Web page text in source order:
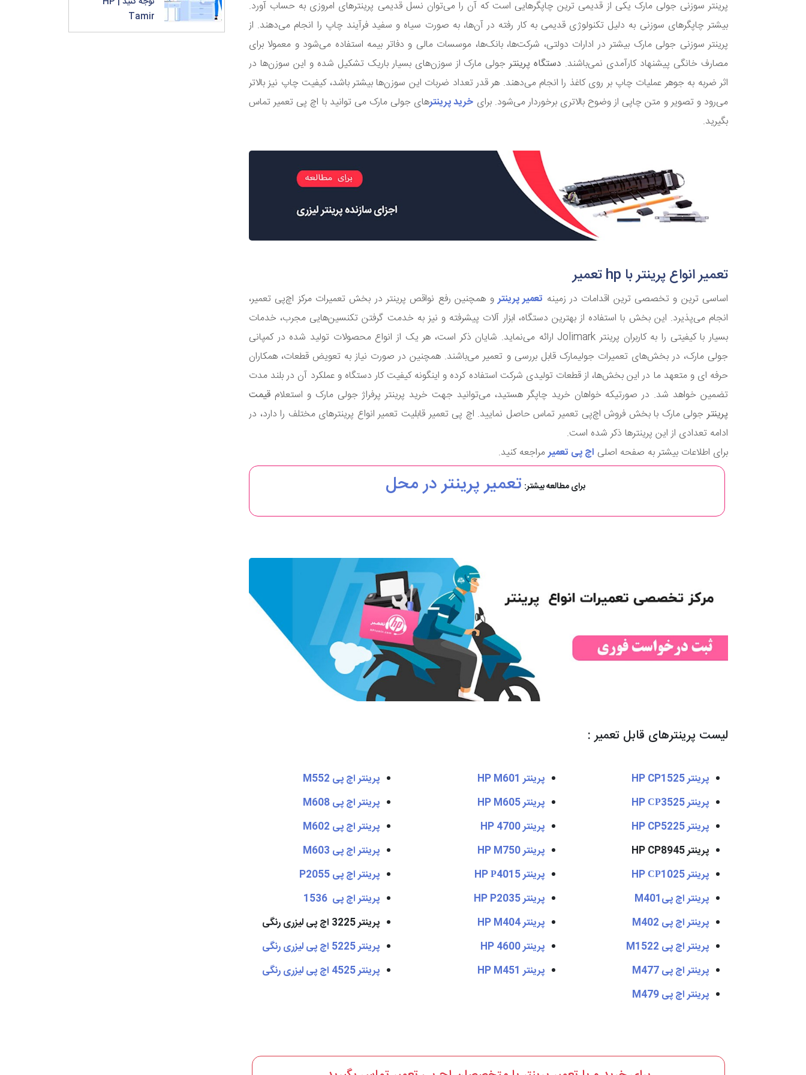
پرینتر سوزنی جولی مارک یکی از قدیمی ترین چاپگرهایی است که آن را می‌توان نسل قدیمی پرینترهای امروزی به حساب آورد.
بیشتر چاپگرهای سوزنی به دلیل تکنولوژی قدیمی به کار رفته در آن‌ها، به صورت سیاه و سفید فرآیند چاپ را انجام می‌دهند. از
پرینتر سوزنی جولی مارک بیشتر در ادارات دولتی، شرکت‌ها، بانک‌ها، موسسات مالی و دفاتر بیمه استفاده می‌شود و معمولا برای
مصارف خانگی پیشنهاد کارآمدی نمی‌باشند. دستگاه پرینترجولی مارک از سوزن‌های بسیار باریک تشکیل شده و این سوزن‌ها در
اثر ضربه به جوهر عملیات چاپ بر روی کاغذ را انجام می‌دهند. هر قدر تعداد ضربات این سوزن‌ها بیشتر باشد، کیفیت چاپ نیز بالاتر
می‌رود و تصویر و متن چاپی از وضوح بالاتری برخوردار می‌شود. برای خرید پرینترهای جولی مارک می توانید با اچ پی تعمیر تماس
بگیرید.
تعمیر انواع پرینتر با hp تعمیر
اساسی ترین و تخصصی ترین اقدامات در زمینه تعمیر پرینترو همچنین رفع نواقص پرینتر در بخش تعمیرات مرکز اچ‌پی تعمیر،
انجام می‌پذیرد. این بخش با استفاده از بهترین دستگاه، ابزار آلات پیشرفته و نیز به خدمت گرفتن تکنسین‌هایی مجرب، خدمات
بسیار با کیفیتی را به کاربران پرینتر Jolimark ارائه می‌نماید. شایان ذکر است، هر یک از انواع محصولات تولید شده در کمپانی
جولی مارک، در بخش‌های تعمیرات جولیمارک قابل بررسی و تعمیر می‌باشند. همچنین در صورت نیاز به تعویض قطعات، همکاران
حرفه ای و متعهد ما در این بخش‌ها، از قطعات تولیدی شرکت استفاده کرده و اینگونه کیفیت کار دستگاه و عملکرد آن در بلند مدت
تضمین خواهد شد. در صورتیکه خواهان خرید چاپگر هستید، می‌توانید جهت خرید پرینتر پرفراژ جولی مارک و استعلام قیمت
پرینترجولی مارک با بخش فروش اچ‌پی تعمیر تماس حاصل نمایید. اچ پی تعمیر قابلیت تعمیر انواع پرینترهای مختلف را دارد، در
ادامه تعدادی از این پرینترها ذکر شده است.
برای اطلاعات بیشتر به صفحه اصلی اچ پی تعمیرمراجعه کنید.
برای مطالعه بیشتر: تعمیر پرینتر در محل
لیست پرینترهای قابل تعمیر :
پرینتر HP CP1525
پرینتر HP СР3525
پرینتر HP CP5225
پرینتر HP CP8945
پرینتر HP СР1025
پرینتر اچ پیM401
پرینتر اچ پی M402
پرینتر اچ پی M1522
پرینتر اچ پی M477
پرینتر اچ پی M479
پرینتر HP M601
پرینتر HP M605
پرینتر HP 4700
پرینتر HP M750
پرینتر HP Р4015
پرینتر HP P2035
پرینتر HP M404
پرینتر HP 4600
پرینتر HP M451
پرینتر اچ پی M552
پرینتر اچ پی M608
پرینتر اچ پی M602
پرینتر اچ پی M603
پرینتر اچ پی P2055
پرینتر اچ پی 1536
پرینتر 3225 اچ پی لیزری رنگی
پرینتر 5225 اچ پی لیزری رنگی
پرینتر 4525 اچ پی لیزری رنگی
Tamir